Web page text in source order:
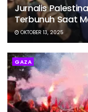
Jurnalis
Terbunuh Saat
OKTOBER 13, 2025
GAZA